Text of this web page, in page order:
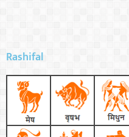
Rashifal